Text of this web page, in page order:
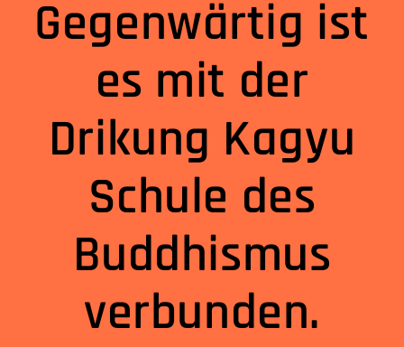
Gegenwärtig ist
es mit der
Drikung Kagyu
Schule des
Buddhismus
verbunden.